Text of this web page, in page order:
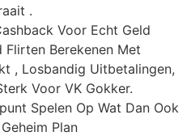
.
Voor Echt Geld
Flirten Berekenen Met
, Losbandig Uitbetalingen,
Voor VK Gokker.
Spelen Op Wat Dan Ook
Plan